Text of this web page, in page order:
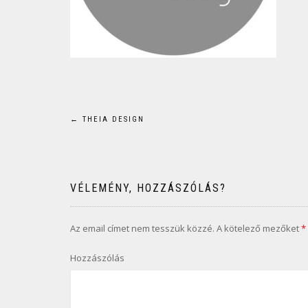
Bejegyzés
← THEIA DESIGN
VÉLEMÉNY, HOZZÁSZÓLÁS?
Az email címet nem tesszük közzé. A kötelező mezőket*
Hozzászólás